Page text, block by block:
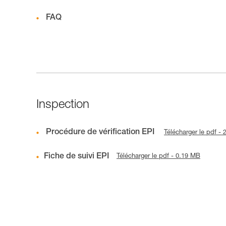
FAQ
Inspection
Procédure de vérification EPI Télécharger le pdf -
Fiche de suivi EPI Télécharger le pdf - 0.19 MB